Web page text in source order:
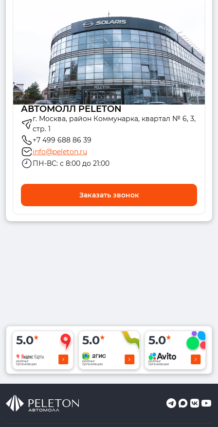
АВТОМОЛЛ PELETON
г. Москва, район Коммунарка, квартал № 6, 3,
стр. 1
+7 499 688 86 39
info@peleton.ru
ПН-ВС: с 8:00 до 21:00
Заказать звонок
5.0
рейтинг
организации
5.0
рейтинг
организации
5.0
рейтинг
организации